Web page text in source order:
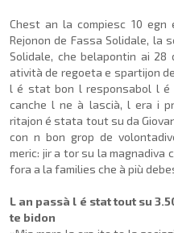
Chest an la compiesc 10
Rejonon de Fassa Solidale, la
Solidale, che belapontin ai
atività de regoeta e spartijon
l é stat bon l responsabol l é
canche l ne à lascià, l era i
ritajon é stata tout su da
con n bon grop de
meric: jir a tor su la magnadiva
fora a la families che à più
L an passà l é stat tout su
te bidon